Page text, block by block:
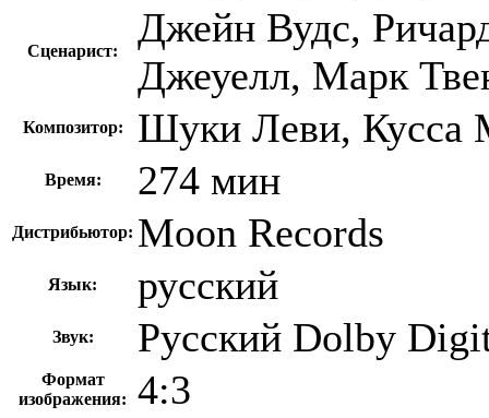
Сценарист:
Джейн Вудс,
Джеуелл, Марк
Композитор: Шуки Леви, Кусса
Время: 274 мин
Дистрибьютор: Moon Records
Язык: русский
Звук: Русский Dolby
Формат
изображения:
4:3